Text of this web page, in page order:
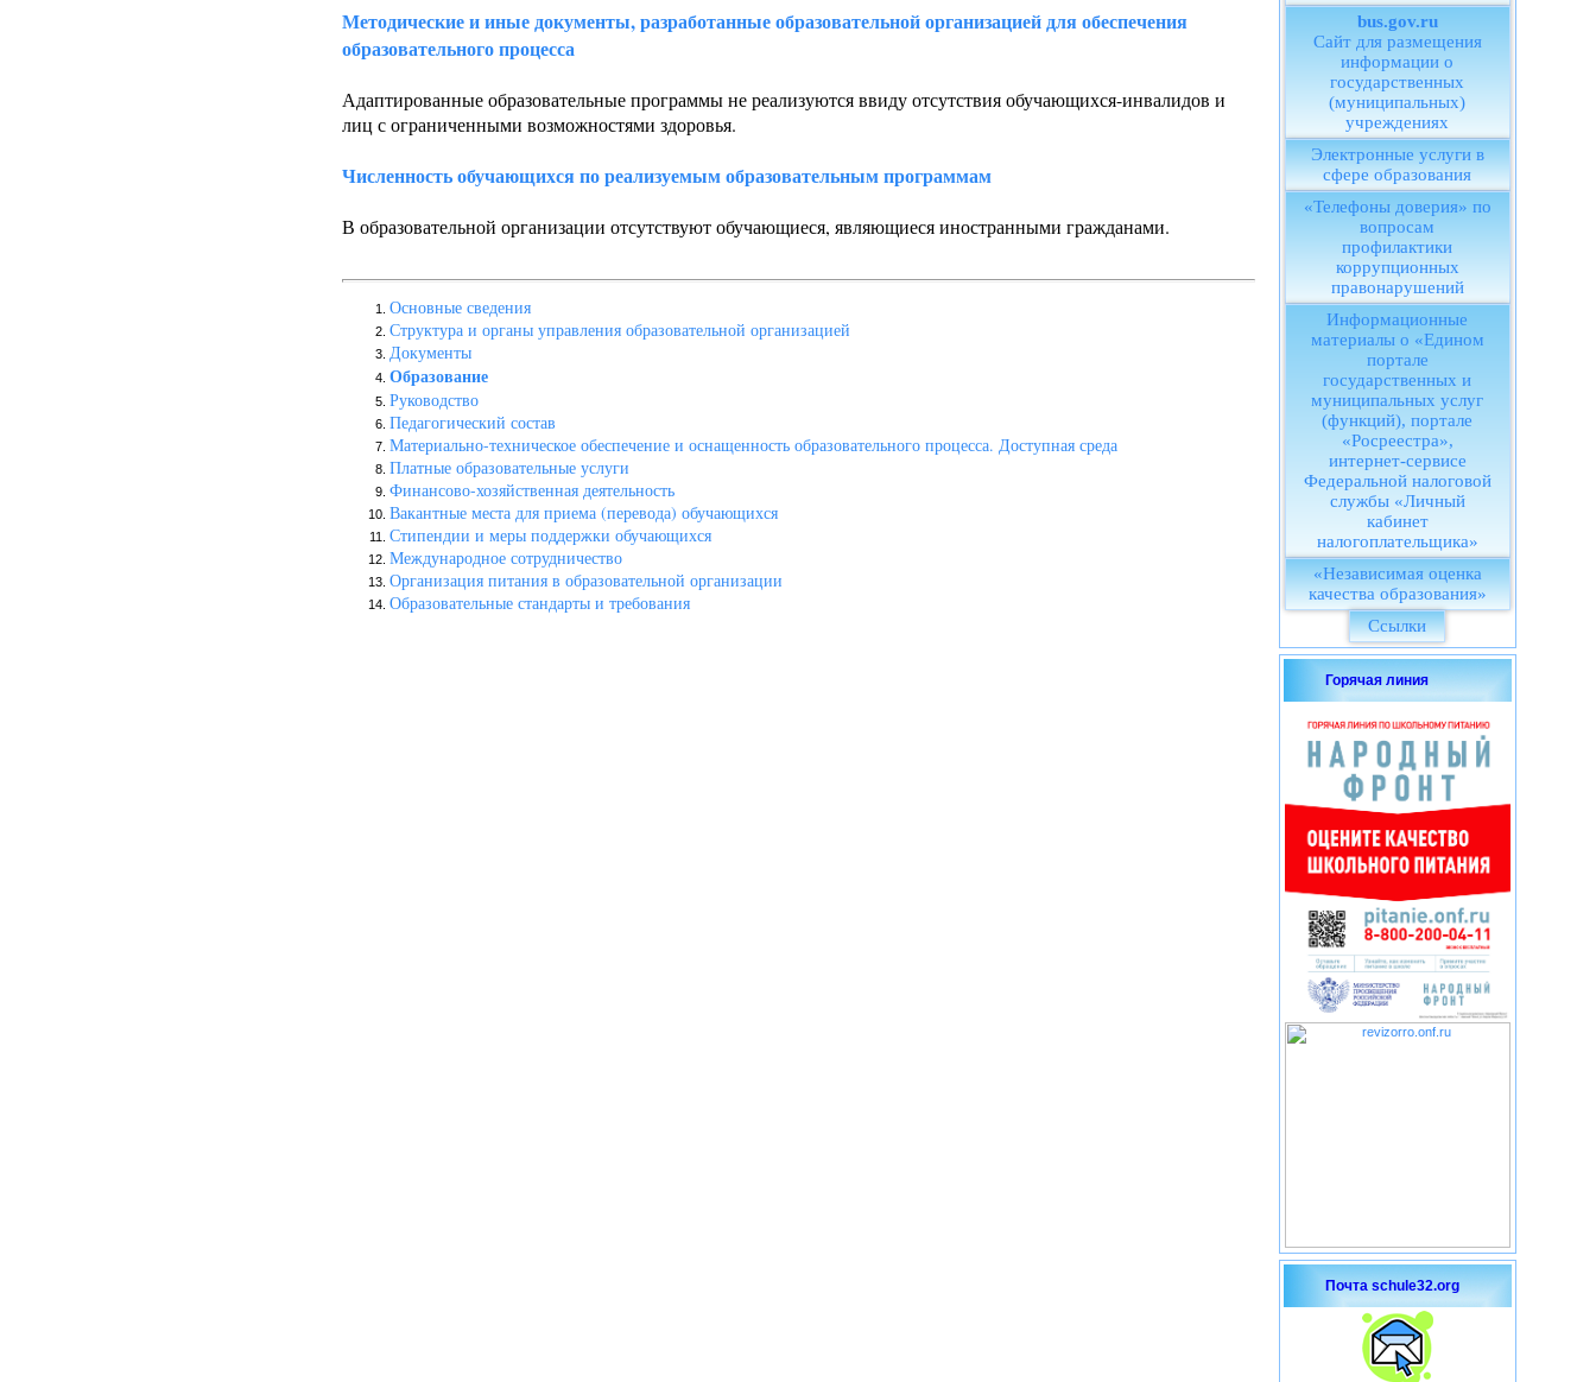
Методические и иные документы, разработанные образовательной организацией для обеспечения
образовательного процесса
Адаптированные образовательные программы не реализуются ввиду отсутствия обучающихся-инвалидов и
лиц с ограниченными возможностями здоровья.
Численность обучающихся по реализуемым образовательным программам
В образовательной организации отсутствуют обучающиеся, являющиеся иностранными гражданами.
Основные сведения
Структура и органы управления образовательной организацией
Документы
Образование
Руководство
Педагогический состав
Материально-техническое обеспечение и оснащенность образовательного процесса. Доступная среда
Платные образовательные услуги
Финансово-хозяйственная деятельность
Вакантные места для приема (перевода) обучающихся
Стипендии и меры поддержки обучающихся
Международное сотрудничество
Организация питания в образовательной организации
Образовательные стандарты и требования
bus.gov.ru
Сайт для размещения
информации о
государственных
(муниципальных)
учреждениях
Электронные услуги в
сфере образования
«Телефоны доверия» по
вопросам
профилактики
коррупционных
правонарушений
Информационные
материалы о «Едином
портале
государственных и
муниципальных услуг
(функций), портале
«Росреестра»,
интернет-сервисе
Федеральной налоговой
службы «Личный
кабинет
налогоплательщика»
«Независимая оценка
качества образования»
Ссылки
Горячая линия
Почта schule32.org